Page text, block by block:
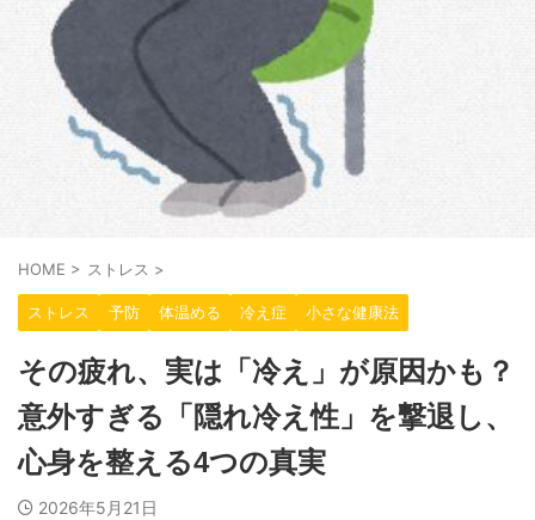
HOME > ストレス >
ストレス 予防 体温める 冷え症 小さな健康法
その疲れ、実は「冷え」が原因かも？
意外すぎる「隠れ冷え性」を撃退し、
心身を整える4つの真実
2026年5月21日